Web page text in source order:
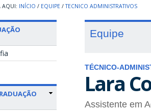
INÍCIO / EQUIPE / TECNICO ADMINISTRATIVOS
Equipe
TÉCNICO-
Lara
Assistente em